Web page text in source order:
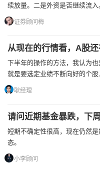
续放量。二是外资是否继续流
证券顾问梅
从现在的行情看，A股还
下半年的操作的方法，我认为
就是要选定业绩不断向好的个
耿经理
请问近期基金暴跌，下
短期不确定性很高，现在仍然
态。
小李顾问